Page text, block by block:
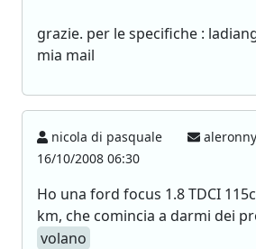
grazie. per le specifiche :
mia mail
nicola di pasquale
16/10/2008 06:30
Ho una ford focus 1.8 TDCI
km, che comincia a darmi dei
volano